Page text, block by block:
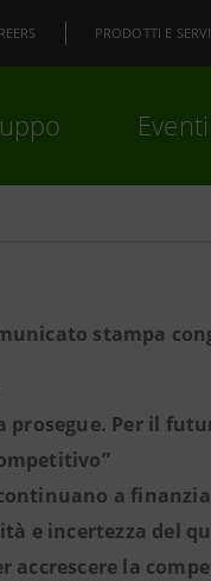
PRODOTTI E
stampa
prosegue. Per il
a
e incertezza del
accrescere la